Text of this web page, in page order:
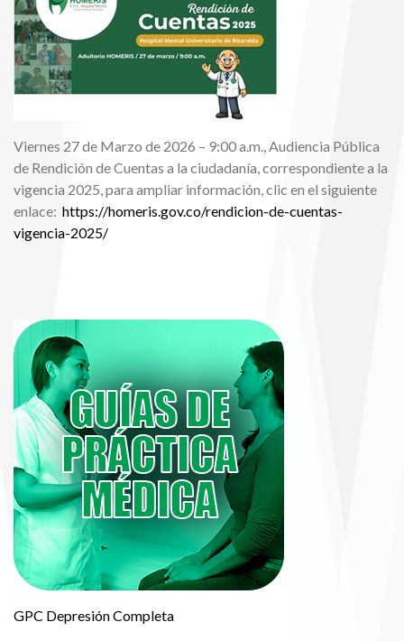
Viernes 27 de Marzo de 2026 – 9:00 a.m., Audiencia Pública
de Rendición de Cuentas a la ciudadanía, correspondiente a la
vigencia 2025, para ampliar información, clic en el siguiente
enlace: https://homeris.gov.co/rendicion-de-cuentas-
vigencia-2025/
GPC Depresión Completa